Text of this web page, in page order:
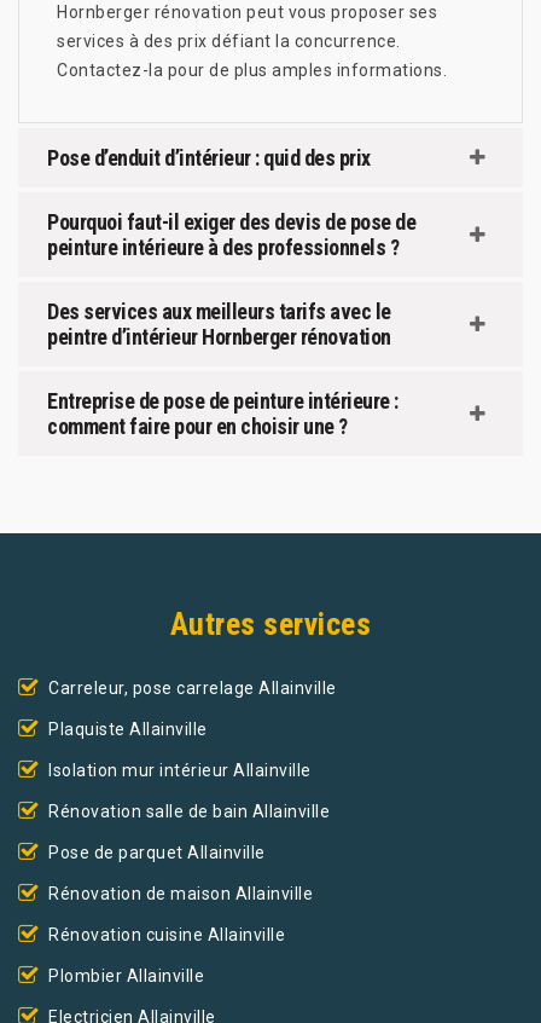
Hornberger rénovation peut vous proposer ses
services à des prix défiant la concurrence.
Contactez-la pour de plus amples informations.
Pose d’enduit d’intérieur : quid des prix
Pourquoi faut-il exiger des devis de pose de
peinture intérieure à des professionnels ?
Des services aux meilleurs tarifs avec le
peintre d’intérieur Hornberger rénovation
Entreprise de pose de peinture intérieure :
comment faire pour en choisir une ?
Autres services
Carreleur, pose carrelage Allainville
Plaquiste Allainville
Isolation mur intérieur Allainville
Rénovation salle de bain Allainville
Pose de parquet Allainville
Rénovation de maison Allainville
Rénovation cuisine Allainville
Plombier Allainville
Electricien Allainville